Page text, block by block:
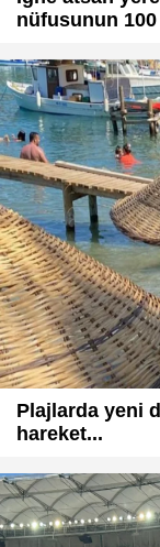
nüfusunun 100
Plajlarda yeni
hareket...